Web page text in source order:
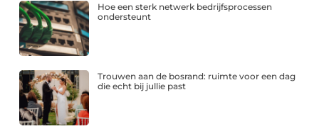
Hoe een sterk netwerk bedrijfsprocessen
ondersteunt
Trouwen aan de bosrand: ruimte voor een dag
die echt bij jullie past